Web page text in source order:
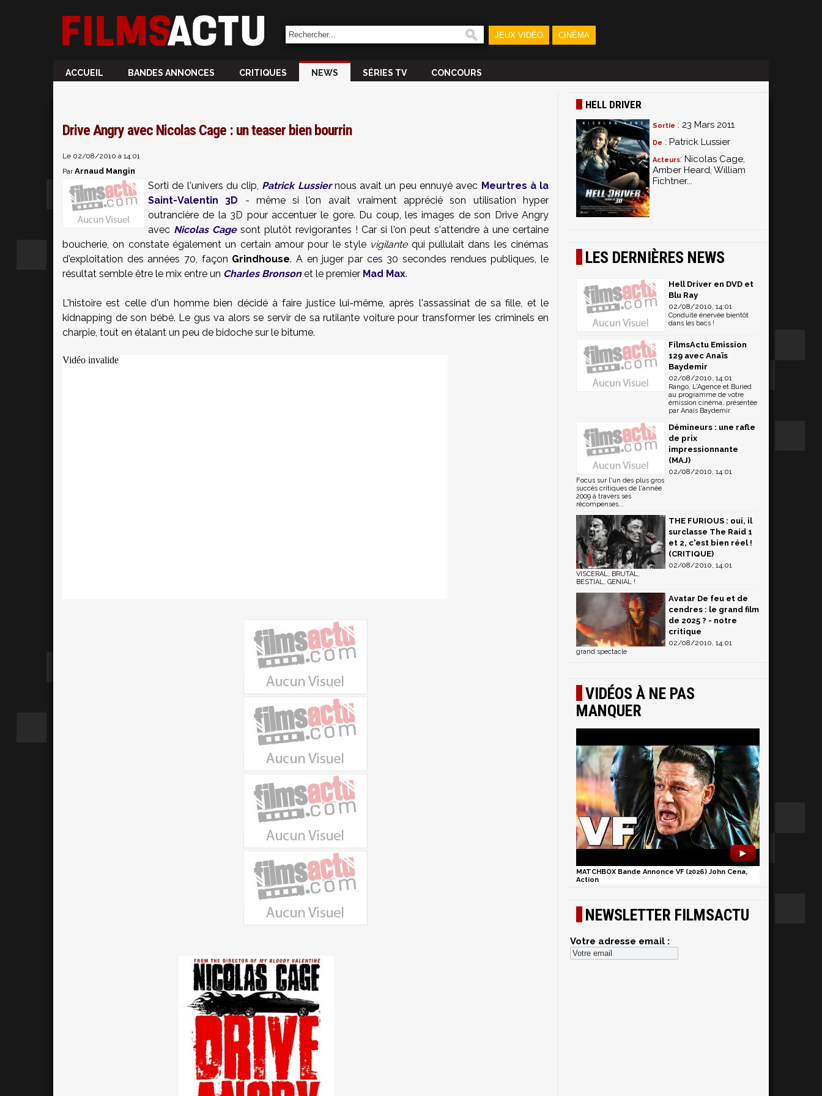
JEUX VIDÉO CINÉMA
ACCUEIL BANDES ANNONCES CRITIQUES NEWS SÉRIES TV CONCOURS
Drive Angry avec Nicolas Cage : un teaser bien bourrin
Le 02/08/2010 à 14:01
ParArnaud Mangin
Sorti de l'univers du clip, Patrick Lussiernous avait un peu ennuyé avec Meurtres à la
Saint-Valentin 3D - même si l'on avait vraiment apprécié son utilisation hyper
outrancière de la 3D pour accentuer le gore. Du coup, les images de son Drive Angry
avec Nicolas Cagesont plutôt revigorantes ! Car si l'on peut s'attendre à une certaine
boucherie, on constate également un certain amour pour le style vigilantequi pullulait dans les cinémas
d'exploitation des années 70, façon Grindhouse. A en juger par ces 30 secondes rendues publiques, le
résultat semble être le mix entre un Charles Bronsonet le premier Mad Max.
L'histoire est celle d'un homme bien décidé à faire justice lui-même, après l'assassinat de sa fille, et le
kidnapping de son bébé. Le gus va alors se servir de sa rutilante voiture pour transformer les criminels en
charpie, tout en étalant un peu de bidoche sur le bitume.
HELL DRIVER
Sortie : 23 Mars 2011
De : Patrick Lussier
Acteurs: Nicolas Cage,
Amber Heard, William
Fichtner...
LES DERNIÈRES NEWS
Hell Driver en DVD et
Blu Ray
02/08/2010, 14:01
Conduite énervée bientôt
dans les bacs !
FilmsActu Emission
129 avec Anaïs
Baydemir
02/08/2010, 14:01
Rango, L'Agence et Buried
au programme de votre
émission cinéma, présentée
par Anaïs Baydemir.
Démineurs : une rafle
de prix
impressionnante
(MAJ)
02/08/2010, 14:01
Focus sur l'un des plus gros
succès critiques de l'année
2009 à travers ses
récompenses...
THE FURIOUS : oui, il
surclasse The Raid 1
et 2, c'est bien réel !
(CRITIQUE)
02/08/2010, 14:01
VISCERAL, BRUTAL,
BESTIAL, GENIAL !
Avatar De feu et de
cendres : le grand film
de 2025 ? - notre
critique
02/08/2010, 14:01
grand spectacle
VIDÉOS À NE PAS
MANQUER
►
MATCHBOX Bande Annonce VF (2026) John Cena,
Action
NEWSLETTER FILMSACTU
Votre adresse email :